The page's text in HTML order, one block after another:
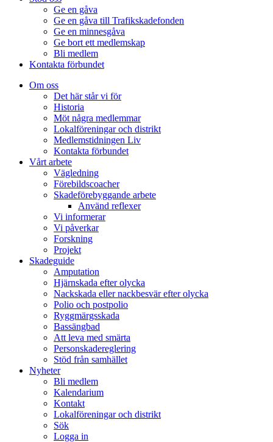
Ge en gåva
Ge en gåva till Trafikskadefonden
Ge en minnesgåva
Ge bort ett medlemskap
Bli medlem
Kontakta förbundet
Om oss
Det här står vi för
Historia
Möt några medlemmar
Lokalföreningar och distrikt
Medlemstidningen Liv
Kontakta förbundet
Vårt arbete
Vägledning
Förebildscoacher
Skadeförebyggande arbete
Använd reflexer
Vi informerar
Vi påverkar
Forskning
Projekt
Skadeguide
Amputation
Hjärnskada efter olycka
Nackskada eller nackbesvär efter olycka
Polio och postpolio
Ryggmärgsskada
Bassängbad
Att leva med smärta
Personskadereglering
Stöd från samhället
Nyheter
Bli medlem
Kalendarium
Kontakt
Lokalföreningar och distrikt
Sök
Logga in